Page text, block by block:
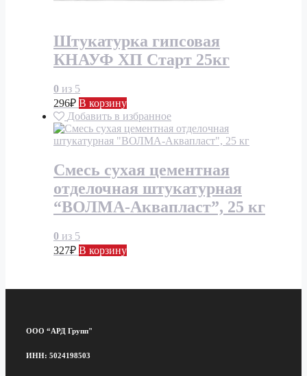
Штукатурка гипсовая
КНАУФ ХП Старт 25кг
0 из 5
296₽ В корзину
Добавить в избранное
Смесь сухая цементная
отделочная штукатурная
“ВОЛМА-Аквапласт”, 25 кг
0 из 5
327₽ В корзину
ООО “АРД Групп"
ИНН: 5024198503